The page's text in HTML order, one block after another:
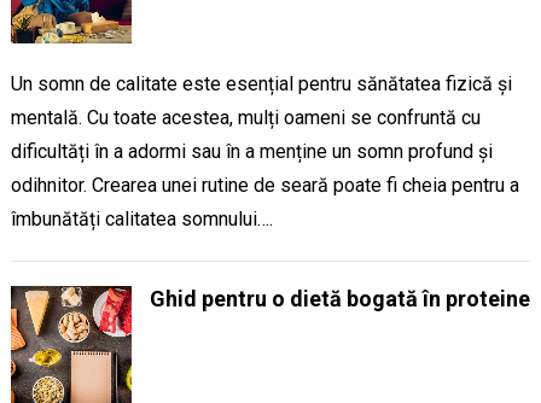
Un somn de calitate este esențial pentru sănătatea fizică și
mentală. Cu toate acestea, mulți oameni se confruntă cu
dificultăți în a adormi sau în a menține un somn profund și
odihnitor. Crearea unei rutine de seară poate fi cheia pentru a
îmbunătăți calitatea somnului….
Ghid pentru o dietă bogată în proteine